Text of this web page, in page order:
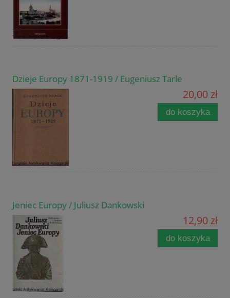
Dzieje Europy 1871-1919 / Eugeniusz Tarle
20,00 zł
do koszyka
Jeniec Europy / Juliusz Dankowski
12,90 zł
do koszyka